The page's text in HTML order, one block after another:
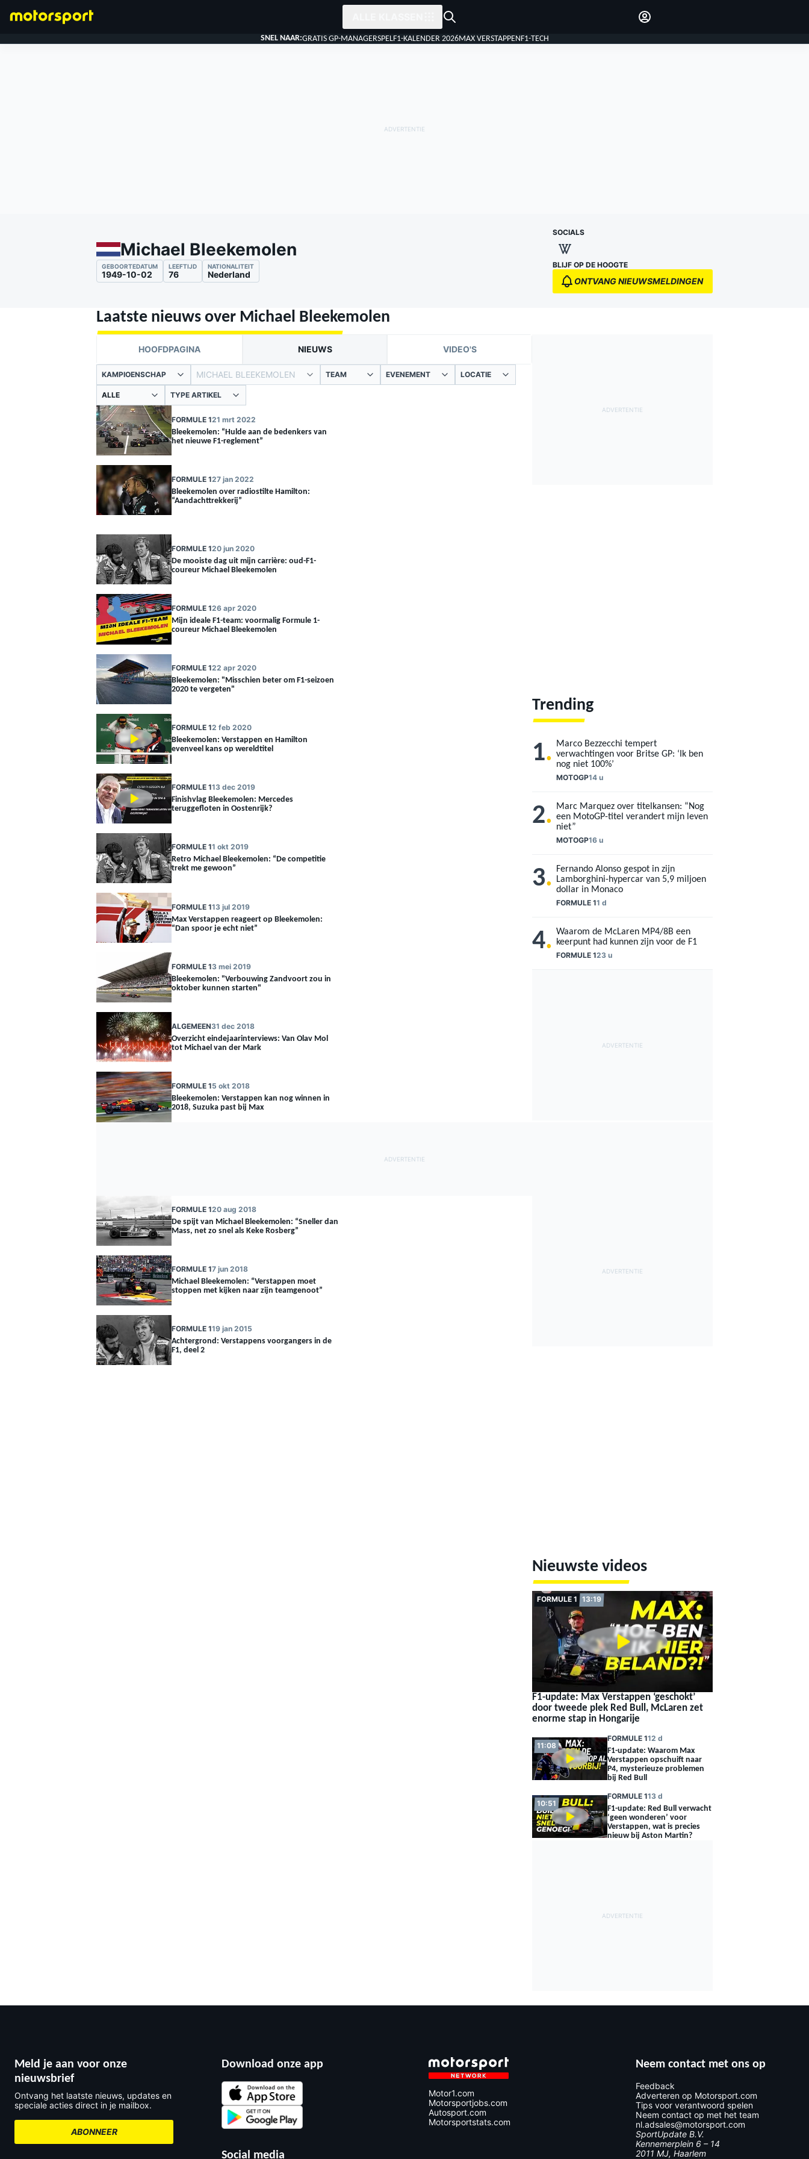
MOTOGP
SNEL NAAR:GRATIS GP-MANAGERSPELF1-KALENDER 2026MAX VERSTAPPENF1-TECH
Michael Bleekemolen
GEBOORTEDATUM
1949-10-02
LEEFTIJD
76
NATIONALITEIT
Nederland
SOCIALS
BLIJF OP DE HOOGTE
ONTVANG NIEUWSMELDINGEN
Laatste nieuws over Michael Bleekemolen
HOOFDPAGINA NIEUWS VIDEO'S
KAMPIOENSCHAP MICHAEL BLEEKEMOLEN TEAM EVENEMENT LOCATIE
TYPE ARTIKEL
FORMULE 121 mrt 2022
Bleekemolen: “Hulde aan de bedenkers van
het nieuwe F1-reglement”
FORMULE 127 jan 2022
Bleekemolen over radiostilte Hamilton:
“Aandachttrekkerij”
FORMULE 120 jun 2020
De mooiste dag uit mijn carrière: oud-F1-
coureur Michael Bleekemolen
FORMULE 126 apr 2020
Mijn ideale F1-team: voormalig Formule 1-
coureur Michael Bleekemolen
FORMULE 122 apr 2020
Bleekemolen: "Misschien beter om F1-seizoen
2020 te vergeten"
FORMULE 12 feb 2020
Bleekemolen: Verstappen en Hamilton
evenveel kans op wereldtitel
FORMULE 113 dec 2019
Finishvlag Bleekemolen: Mercedes
teruggefloten in Oostenrijk?
FORMULE 11 okt 2019
Retro Michael Bleekemolen: “De competitie
trekt me gewoon”
FORMULE 113 jul 2019
Max Verstappen reageert op Bleekemolen:
“Dan spoor je echt niet”
FORMULE 13 mei 2019
Bleekemolen: "Verbouwing Zandvoort zou in
oktober kunnen starten"
ALGEMEEN31 dec 2018
Overzicht eindejaarinterviews: Van Olav Mol
tot Michael van der Mark
FORMULE 15 okt 2018
Bleekemolen: Verstappen kan nog winnen in
2018, Suzuka past bij Max
Trending
1.
MOTOGP14 u
Marco Bezzecchi tempert
verwachtingen voor Britse GP: ‘Ik ben
nog niet 100%’
2.
MOTOGP16 u
Marc Marquez over titelkansen: “Nog
een MotoGP-titel verandert mijn leven
niet”
3.
FORMULE 11 d
Fernando Alonso gespot in zijn
Lamborghini-hypercar van 5,9 miljoen
dollar in Monaco
4.
FORMULE 123 u
Waarom de McLaren MP4/8B een
keerpunt had kunnen zijn voor de F1
FORMULE 120 aug 2018
De spijt van Michael Bleekemolen: “Sneller dan
Mass, net zo snel als Keke Rosberg”
FORMULE 17 jun 2018
Michael Bleekemolen: “Verstappen moet
stoppen met kijken naar zijn teamgenoot”
FORMULE 119 jan 2015
Achtergrond: Verstappens voorgangers in de
F1, deel 2
Nieuwste videos
FORMULE 1 13:19
F1-update: Max Verstappen ‘geschokt’
door tweede plek Red Bull, McLaren zet
enorme stap in Hongarije
11:08
FORMULE 112 d
F1-update: Waarom Max
Verstappen opschuift naar
P4, mysterieuze problemen
bij Red Bull
10:51
FORMULE 113 d
F1-update: Red Bull verwacht
‘geen wonderen’ voor
Verstappen, wat is precies
nieuw bij Aston Martin?
Meld je aan voor onze
nieuwsbrief
Ontvang het laatste nieuws, updates en
speciale acties direct in je mailbox.
ABONNEER
Download onze app
Social media
Motor1.com
Motorsportjobs.com
Autosport.com
Motorsportstats.com
Neem contact met ons op
Feedback
Adverteren op Motorsport.com
Tips voor verantwoord spelen
Neem contact op met het team
nl.adsales@motorsport.com
SportUpdate B.V.
Kennemerplein 6 – 14
2011 MJ, Haarlem